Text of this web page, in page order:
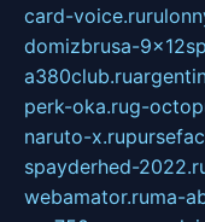
card-voice.ru
domizbrusa-
a380club.ru
perk-oka.rug-
naruto-x.ru
spayderhed-
webamator.ruma-